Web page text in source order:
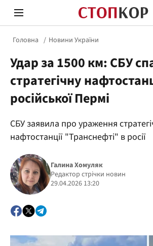
Політика
Головна Новини України
Удар за 1500 км: СБУ
стратегічну
російської Пермі
СБУ заявила про ураження
нафтостанції "Транснефті" в росії
Галина Хомуляк
Редактор стрічки новин
29.04.2026 13:20